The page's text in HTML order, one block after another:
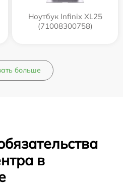
Ноутбук Infinix XL25
(71008300758)
больше
в